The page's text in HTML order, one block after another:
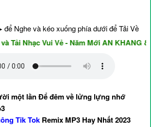
để Nghe và kéo xuống phía dưới để Tải Về
Nhạc Vui Vẻ - Năm Mới AN KHANG &
một lần Để đêm về lửng lựng nhớ
Tik Tok Remix MP3 Hay Nhất 2023